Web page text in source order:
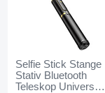
Selfie Stick Stange
Stativ Bluetooth
Teleskop Universal